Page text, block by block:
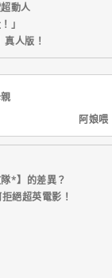
動人
」
人版！
阿娘喂
*】的差異？
絕超英電影！